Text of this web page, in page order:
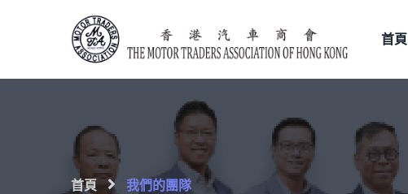
首頁
首頁 我們的團隊